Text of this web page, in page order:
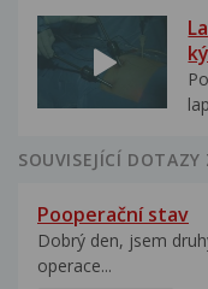
SOUVISEJÍCÍ DOTAZY
Pooperační stav
Dobrý den, jsem
operace...